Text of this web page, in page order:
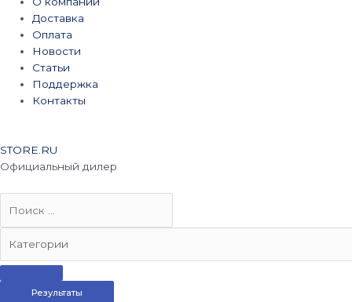
Доставка
Оплата
Новости
Статьи
Поддержка
Контакты
STORE.RU
Официальный дилер
Результаты